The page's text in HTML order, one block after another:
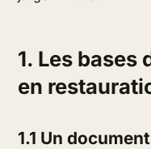
1. Les bases
en
1.1 Un